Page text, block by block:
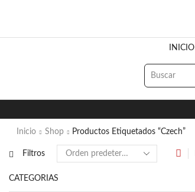
INICIO
Inicio Shop Productos Etiquetados “czech”
Filtros
CATEGORÍAS